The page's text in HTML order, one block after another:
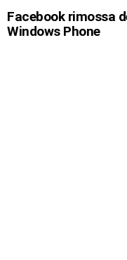
Facebook rimossa
Windows Phone